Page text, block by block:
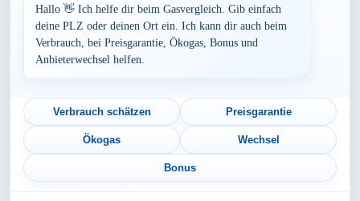
Bayern
Berlin
Brandenburg
Hamburg
Mecklenburg-Vorpommern
Niedersachsen
Nordrhein-Westfalen
Rheinland-Pfalz
Saarland
Sachsen-Anhalt
Hallo 👋 Ich helfe dir beim Gasvergleich. Gib einfach
deine PLZ oder deinen Ort ein. Ich kann dir auch beim
Verbrauch, bei Preisgarantie, Ökogas, Bonus und
Anbieterwechsel helfen.
Verbrauch schätzen Preisgarantie
Ökogas Wechsel
Bonus